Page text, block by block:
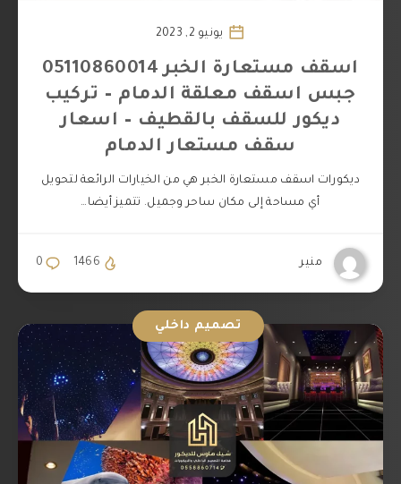
يونيو 2, 2023
اسقف مستعارة الخبر 05110860014
جبس اسقف معلقة الدمام – تركيب
ديكور للسقف بالقطيف – اسعار
سقف مستعار الدمام
ديكورات اسقف مستعارة الخبر هي من الخيارات الرائعة لتحويل
أي مساحة إلى مكان ساحر وجميل. تتميز أيضا…
منير 0 1466
تصميم داخلي